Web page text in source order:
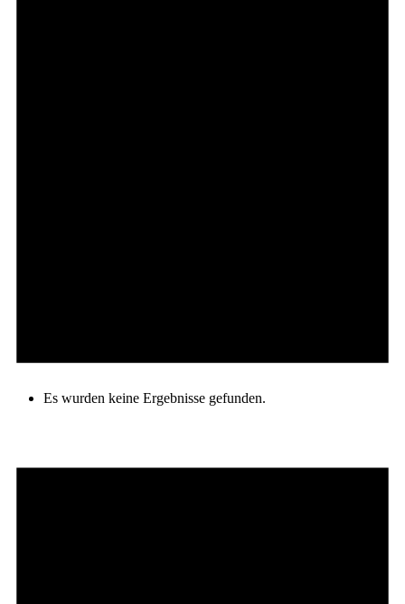
Es wurden keine Ergebnisse gefunden.